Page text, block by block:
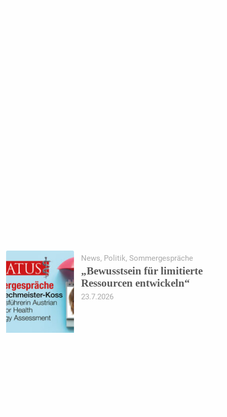
News, Politik, Sommergespräche
„Bewusstsein für limitierte
Ressourcen entwickeln“
23.7.2026